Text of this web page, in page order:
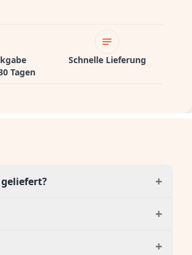
Tagen
Schnelle Lieferung
+
+
+